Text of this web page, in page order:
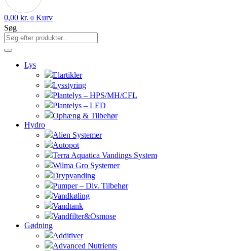
0,00 kr. 0 Kurv
Søg
Lys
Elartikler
Lysstyring
Plantelys – HPS/MH/CFL
Plantelys – LED
Ophæng & Tilbehør
Hydro
Alien Systemer
Autopot
Terra Aquatica Vandings System
Wilma Gro Systemer
Drypvanding
Pumper – Div. Tilbehør
Vandkøling
Vandtank
Vandfilter&Osmose
Gødning
Additiver
Advanced Nutrients